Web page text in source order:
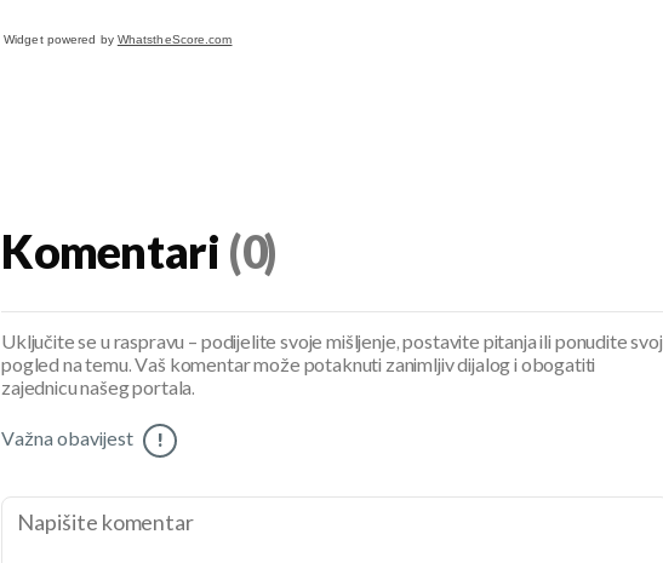
Widget powered by WhatstheScore.com
Komentari (0)
Uključite se u raspravu – podijelite svoje mišljenje, postavite pitanja ili ponudite svoj
pogled na temu. Vaš komentar može potaknuti zanimljiv dijalog i obogatiti
zajednicu našeg portala.
Važna obavijest !